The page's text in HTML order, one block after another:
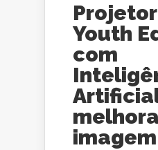
Youth
com
imagem